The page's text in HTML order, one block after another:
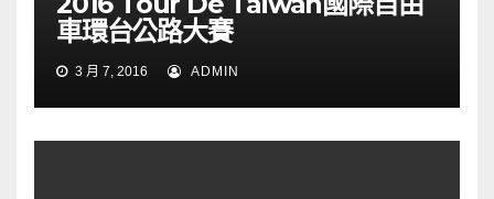
車環台公路大賽
3 月 7, 2016 ADMIN